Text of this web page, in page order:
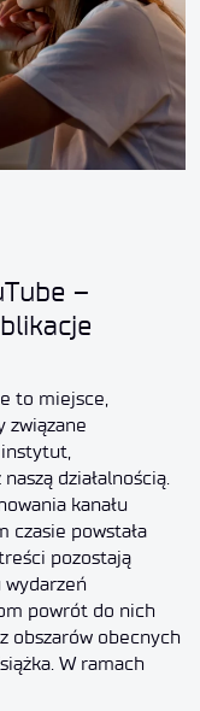
–
to miejsce,
związane
działalnością.
kanału
czasie powstała
pozostają
powrót do nich
obszarów obecnych
W ramach